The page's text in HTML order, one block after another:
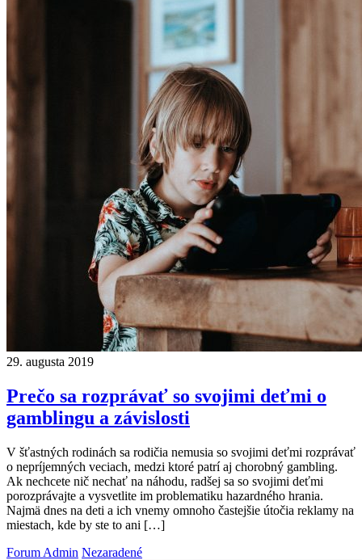
29. augusta 2019
Prečo sa rozprávať so svojimi deťmi o
gamblingu a závislosti
V šťastných rodinách sa rodičia nemusia so svojimi deťmi rozprávať
o nepríjemných veciach, medzi ktoré patrí aj chorobný gambling.
Ak nechcete nič nechať na náhodu, radšej sa so svojimi deťmi
porozprávajte a vysvetlite im problematiku hazardného hrania.
Najmä dnes na deti a ich vnemy omnoho častejšie útočia reklamy na
miestach, kde by ste to ani […]
Forum Admin Nezaradené